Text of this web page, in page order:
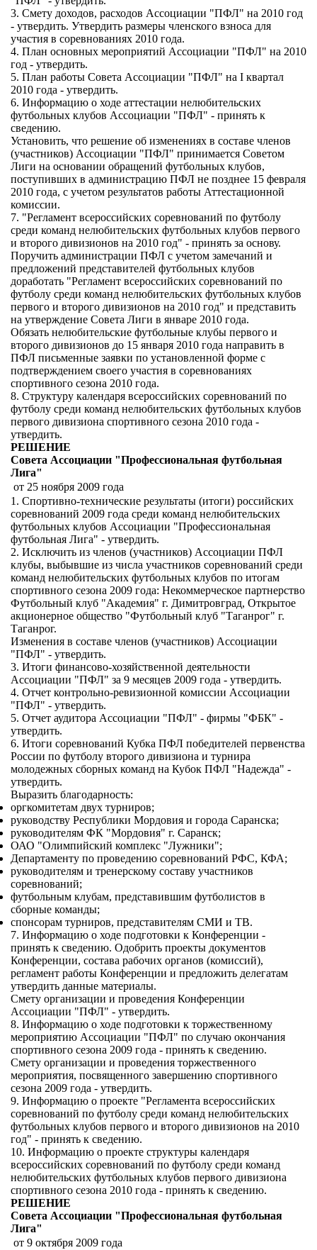
3. Смету доходов, расходов Ассоциации "ПФЛ" на 2010 год
- утвердить. Утвердить размеры членского взноса для
участия в соревнованиях 2010 года.
4. План основных мероприятий Ассоциации "ПФЛ" на 2010
год - утвердить.
5. План работы Совета Ассоциации "ПФЛ" на I квартал
2010 года - утвердить.
6. Информацию о ходе аттестации нелюбительских
футбольных клубов Ассоциации "ПФЛ" - принять к
сведению.
Установить, что решение об изменениях в составе членов
(участников) Ассоциации "ПФЛ" принимается Советом
Лиги на основании обращений футбольных клубов,
поступивших в администрацию ПФЛ не позднее 15 февраля
2010 года, с учетом результатов работы Аттестационной
комиссии.
7. "Регламент всероссийских соревнований по футболу
среди команд нелюбительских футбольных клубов первого
и второго дивизионов на 2010 год" - принять за основу.
Поручить администрации ПФЛ с учетом замечаний и
предложений представителей футбольных клубов
доработать "Регламент всероссийских соревнований по
футболу среди команд нелюбительских футбольных клубов
первого и второго дивизионов на 2010 год" и представить
на утверждение Совета Лиги в январе 2010 года.
Обязать нелюбительские футбольные клубы первого и
второго дивизионов до 15 января 2010 года направить в
ПФЛ письменные заявки по установленной форме с
подтверждением своего участия в соревнованиях
спортивного сезона 2010 года.
8. Структуру календаря всероссийских соревнований по
футболу среди команд нелюбительских футбольных клубов
первого дивизиона спортивного сезона 2010 года -
утвердить.
РЕШЕНИЕ
Совета Ассоциации "Профессиональная футбольная
Лига"
от 25 ноября 2009 года
1. Спортивно-технические результаты (итоги) российских
соревнований 2009 года среди команд нелюбительских
футбольных клубов Ассоциации "Профессиональная
футбольная Лига" - утвердить.
2. Исключить из членов (участников) Ассоциации ПФЛ
клубы, выбывшие из числа участников соревнований среди
команд нелюбительских футбольных клубов по итогам
спортивного сезона 2009 года: Некоммерческое партнерство
Футбольный клуб "Академия" г. Димитровград, Открытое
акционерное общество "Футбольный клуб "Таганрог" г.
Таганрог.
Изменения в составе членов (участников) Ассоциации
"ПФЛ" - утвердить.
3. Итоги финансово-хозяйственной деятельности
Ассоциации "ПФЛ" за 9 месяцев 2009 года - утвердить.
4. Отчет контрольно-ревизионной комиссии Ассоциации
"ПФЛ" - утвердить.
5. Отчет аудитора Ассоциации "ПФЛ" - фирмы "ФБК" -
утвердить.
6. Итоги соревнований Кубка ПФЛ победителей первенства
России по футболу второго дивизиона и турнира
молодежных сборных команд на Кубок ПФЛ "Надежда" -
утвердить.
Выразить благодарность:
оргкомитетам двух турниров;
руководству Республики Мордовия и города Саранска;
руководителям ФК "Мордовия" г. Саранск;
ОАО "Олимпийский комплекс "Лужники";
Департаменту по проведению соревнований РФС, КФА;
руководителям и тренерскому составу участников
соревнований;
футбольным клубам, представившим футболистов в
сборные команды;
спонсорам турниров, представителям СМИ и ТВ.
7. Информацию о ходе подготовки к Конференции -
принять к сведению. Одобрить проекты документов
Конференции, состава рабочих органов (комиссий),
регламент работы Конференции и предложить делегатам
утвердить данные материалы.
Смету организации и проведения Конференции
Ассоциации "ПФЛ" - утвердить.
8. Информацию о ходе подготовки к торжественному
мероприятию Ассоциации "ПФЛ" по случаю окончания
спортивного сезона 2009 года - принять к сведению.
Смету организации и проведения торжественного
мероприятия, посвященного завершению спортивного
сезона 2009 года - утвердить.
9. Информацию о проекте "Регламента всероссийских
соревнований по футболу среди команд нелюбительских
футбольных клубов первого и второго дивизионов на 2010
год" - принять к сведению.
10. Информацию о проекте структуры календаря
всероссийских соревнований по футболу среди команд
нелюбительских футбольных клубов первого дивизиона
спортивного сезона 2010 года - принять к сведению.
РЕШЕНИЕ
Совета Ассоциации "Профессиональная футбольная
Лига"
от 9 октября 2009 года